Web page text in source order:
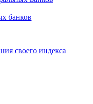
банков
своего индекса